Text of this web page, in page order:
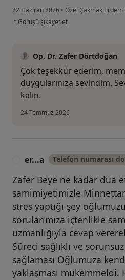
22 Haziran 2026 • Özel Çakmak
• kullanıcının görüşüne göre s.....
Görüşü şikayet et
Op. Dr. Zafer Dörtdoğan
Çok teşekkür ederim,
duygularınıza sevindim.
kalın.
24 Temmuz 2026
er...a Telefon numarası
Zafer Beye ne kadar dua
samimiyetimizle
stres yaptığı şey
sorularımıza içtenlikle
uzmanlığıyla cevap
Süreci sağlıklı ve
sağlaması Oğlumuza
yaklaşması mükemmeldi.